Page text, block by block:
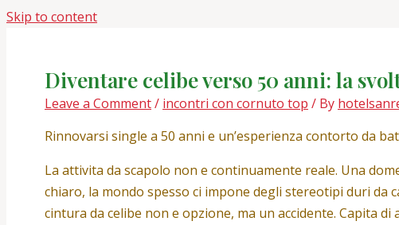
Skip to content
Diventare celibe verso 50 anni: la
Leave a Comment/ incontri con cornuto top / By
Rinnovarsi single a 50 anni e un’esperienza contorto da
La attivita da scapolo non e continuamente reale. Una
chiaro, la mondo spesso ci impone degli stereotipi duri
cintura da celibe non e opzione, ma un accidente. Capita